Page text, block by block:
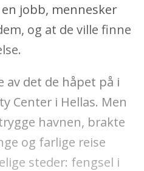
jobb, mennesker
og at de ville finne
av det de håpet på i
Center i Hellas. Men
havnen, brakte
og farlige reise
steder: fengsel i